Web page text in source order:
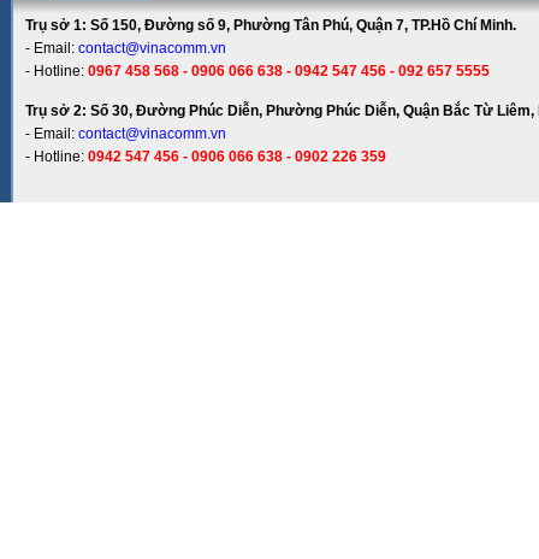
Trụ sở 1: Số 150, Đường số 9, Phường Tân Phú, Quận 7, TP.Hồ Chí Minh.
- Email: contact@vinacomm.vn
- Hotline: 0967 458 568 - 0906 066 638 - 0942 547 456 - 092 657 5555
Trụ sở 2: Số 30, Đường Phúc Diễn, Phường Phúc Diễn, Quận Bắc Từ Liêm,
- Email: contact@vinacomm.vn
- Hotline: 0942 547 456 - 0906 066 638 - 0902 226 359